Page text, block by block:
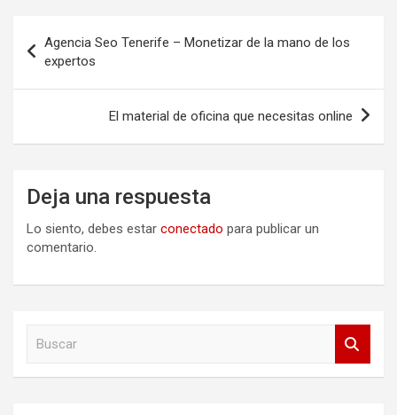
de
entradas
Agencia Seo Tenerife – Monetizar de la mano de los
expertos
El material de oficina que necesitas online
Deja una respuesta
Lo siento, debes estar conectado para publicar un
comentario.